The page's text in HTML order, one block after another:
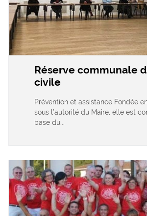
Réserve communale
civile
Prévention et assistance Fondée
sous l’autorité du Maire, elle est
base du...